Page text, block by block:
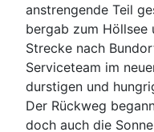
anstrengende Teil
bergab zum Höllsee
Strecke nach
Serviceteam im
durstigen und
Der Rückweg
doch auch die